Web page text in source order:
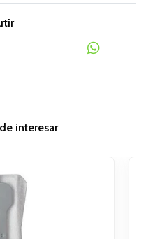
interesar